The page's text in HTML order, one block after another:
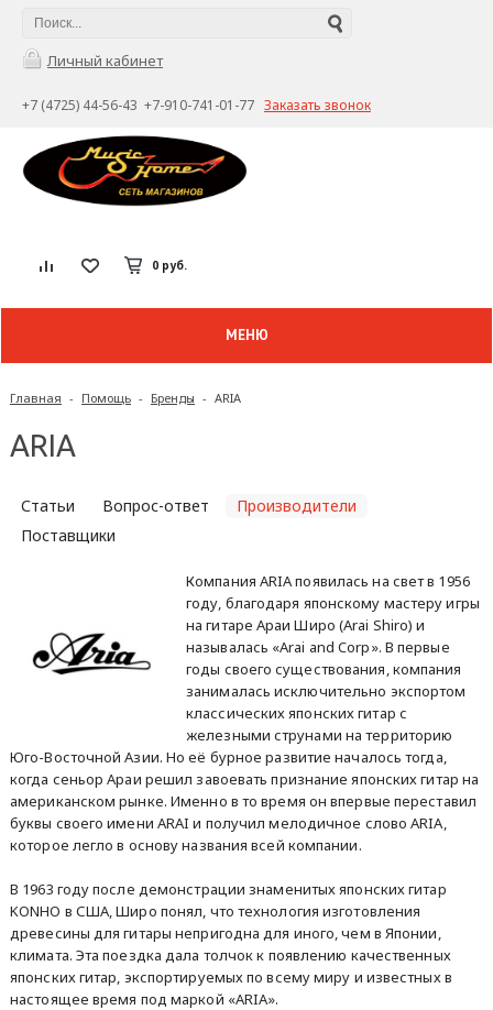
Личный кабинет
+7 (4725) 44-56-43 +7-910-741-01-77 Заказать звонок
0 руб.
МЕНЮ
Главная - Помощь - Бренды - ARIA
ARIA
Статьи Вопрос-ответ
Производители
Поставщики
Компания ARIA появилась на свет в 1956
году, благодаря японскому мастеру игры
на гитаре Араи Широ (Arai Shiro) и
называлась «Arai and Corp». В первые
годы своего существования, компания
занималась исключительно экспортом
классических японских гитар с
железными струнами на территорию
Юго-Восточной Азии. Но её бурное развитие началось тогда,
когда сеньор Араи решил завоевать признание японских гитар на
американском рынке. Именно в то время он впервые переставил
буквы своего имени ARAI и получил мелодичное слово ARIA,
которое легло в основу названия всей компании.
В 1963 году после демонстрации знаменитых японских гитар
KONHO в США, Широ понял, что технология изготовления
древесины для гитары непригодна для иного, чем в Японии,
климата. Эта поездка дала толчок к появлению качественных
японских гитар, экспортируемых по всему миру и известных в
настоящее время под маркой «ARIA».